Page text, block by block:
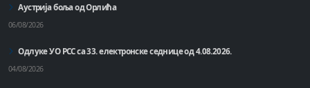
Аустрија боља од Орлића
06/08/2026
Одлуке УО РСС са 33. електронске седнице од 4.08.2026.
04/08/2026